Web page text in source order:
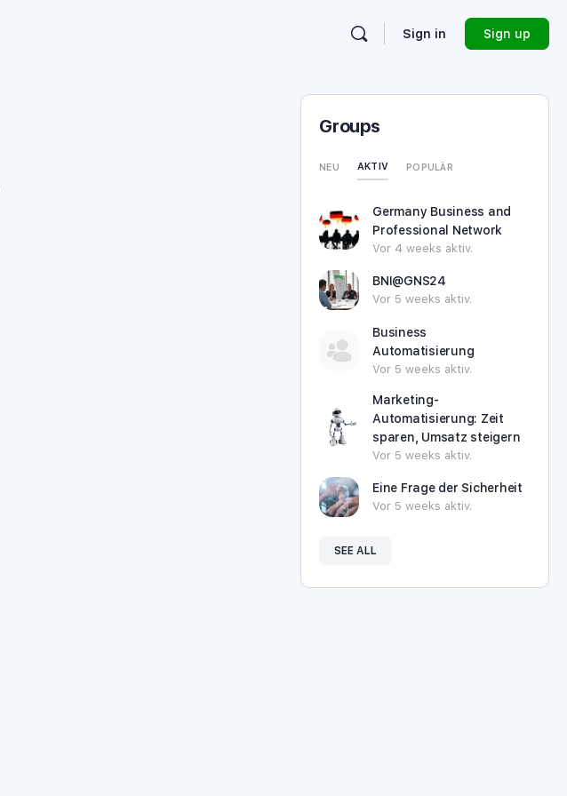
Sign in Sign up
Groups
NEU AKTIV POPULÄR
Germany Business and
Professional Network
Vor 4 weeks aktiv.
BNI@GNS24
Vor 5 weeks aktiv.
Business
Automatisierung
Vor 5 weeks aktiv.
Marketing-
Automatisierung: Zeit
sparen, Umsatz steigern
Vor 5 weeks aktiv.
Eine Frage der Sicherheit
Vor 5 weeks aktiv.
SEE ALL